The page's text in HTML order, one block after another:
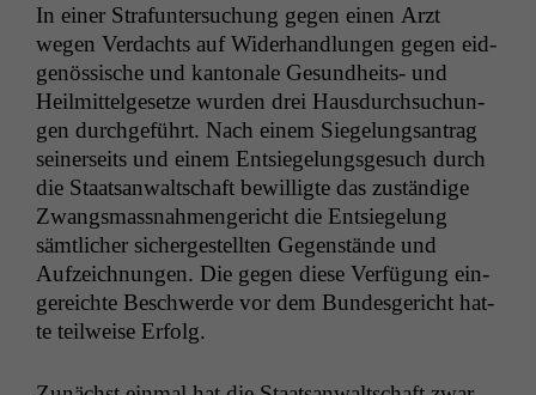
In ein­er Stra­fun­ter­suchung gegen einen Arzt
wegen Ver­dachts auf Wider­hand­lun­gen gegen eid­
genös­sis­che und kan­tonale Gesund­heits- und
Heilmit­telge­set­ze wur­den drei Haus­durch­suchun­
gen durchge­führt. Nach einem Siegelungsantrag
sein­er­seits und einem Entsiegelungs­ge­such durch
die Staat­san­waltschaft bewil­ligte das zuständi­ge
Zwangs­mass­nah­men­gericht die Entsiegelung
sämtlich­er sichergestell­ten Gegen­stände und
Aufze­ich­nun­gen. Die gegen diese Ver­fü­gung ein­
gere­ichte Beschw­erde vor dem Bun­des­gericht hat­
te teil­weise Erfolg.